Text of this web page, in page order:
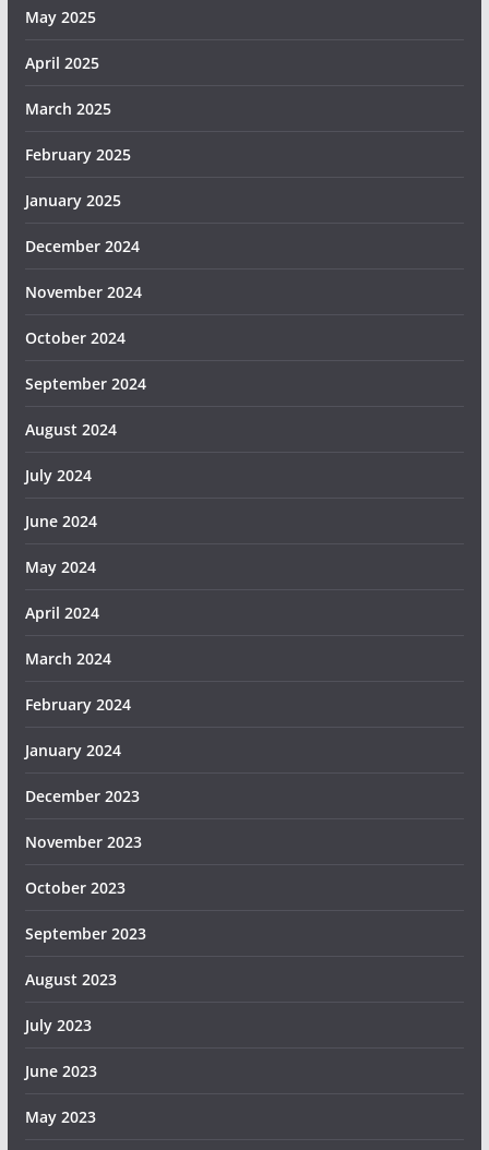
May 2025
April 2025
March 2025
February 2025
January 2025
December 2024
November 2024
October 2024
September 2024
August 2024
July 2024
June 2024
May 2024
April 2024
March 2024
February 2024
January 2024
December 2023
November 2023
October 2023
September 2023
August 2023
July 2023
June 2023
May 2023